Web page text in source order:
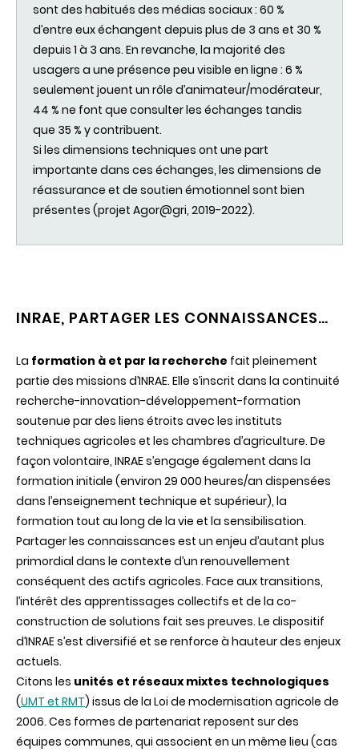
sont des habitués des médias sociaux : 60 %
d’entre eux échangent depuis plus de 3 ans et 30 %
depuis 1 à 3 ans. En revanche, la majorité des
usagers a une présence peu visible en ligne : 6 %
seulement jouent un rôle d’animateur/modérateur,
44 % ne font que consulter les échanges tandis
que 35 % y contribuent.
Si les dimensions techniques ont une part
importante dans ces échanges, les dimensions de
réassurance et de soutien émotionnel sont bien
présentes (projet Agor@gri, 2019-2022).
INRAE, PARTAGER LES CONNAISSANCES…
La formation à et par la recherche fait pleinement
partie des missions d’INRAE. Elle s’inscrit dans la continuité
recherche-innovation-développement-formation
soutenue par des liens étroits avec les instituts
techniques agricoles et les chambres d’agriculture. De
façon volontaire, INRAE s’engage également dans la
formation initiale (environ 29 000 heures/an dispensées
dans l’enseignement technique et supérieur), la
formation tout au long de la vie et la sensibilisation.
Partager les connaissances est un enjeu d’autant plus
primordial dans le contexte d’un renouvellement
conséquent des actifs agricoles. Face aux transitions,
l’intérêt des apprentissages collectifs et de la co-
construction de solutions fait ses preuves. Le dispositif
d’INRAE s’est diversifié et se renforce à hauteur des enjeux
actuels.
Citons les unités et réseaux mixtes technologiques
(UMT et RMT) issus de la Loi de modernisation agricole de
2006. Ces formes de partenariat reposent sur des
équipes communes, qui associent en un même lieu (cas